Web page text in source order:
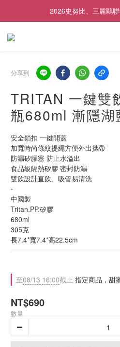
歡慶SNOOPY生日
2026史努比、三麗鷗
歡慶SNOOPY生日
分享到
TRITAN 一鍵雙
瓶680ml 漸隱湖
安全鎖扣 一鍵開蓋
加寬時尚條紋提繩方便外出攜帶
防漏矽膠塞 防止水溢出
食品級隔熱矽膠 密封防漏
雙飲設計直飲、吸管易清洗
-
中國製
Tritan.PP.矽膠
680ml
305克
長7.4*寬7.4*高22.5cm
至08/13 16:00截止 指定商品，甜
NT$690
數量